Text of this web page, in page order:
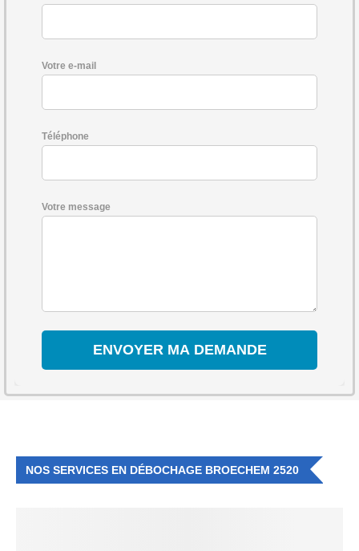
Votre e-mail
Téléphone
Votre message
NOS SERVICES EN DÉBOCHAGE BROECHEM 2520